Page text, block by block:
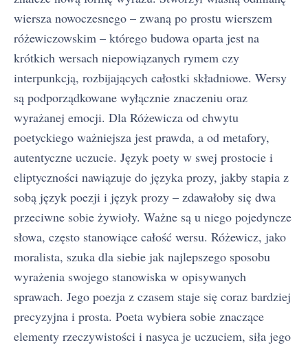
wiersza nowoczesnego – zwaną po prostu wierszem
różewiczowskim – którego budowa oparta jest na
krótkich wersach niepowiązanych rymem czy
interpunkcją, rozbijających całostki składniowe. Wersy
są podporządkowane wyłącznie znaczeniu oraz
wyrażanej emocji. Dla Różewicza od chwytu
poetyckiego ważniejsza jest prawda, a od metafory,
autentyczne uczucie. Język poety w swej prostocie i
eliptyczności nawiązuje do języka prozy, jakby stapia z
sobą język poezji i język prozy – zdawałoby się dwa
przeciwne sobie żywioły. Ważne są u niego pojedyncze
słowa, często stanowiące całość wersu. Różewicz, jako
moralista, szuka dla siebie jak najlepszego sposobu
wyrażenia swojego stanowiska w opisywanych
sprawach. Jego poezja z czasem staje się coraz bardziej
precyzyjna i prosta. Poeta wybiera sobie znaczące
elementy rzeczywistości i nasyca je uczuciem, siła jego